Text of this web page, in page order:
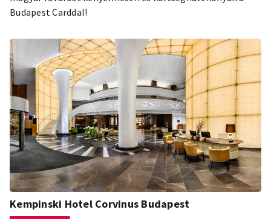
Budapest Carddal!
Kempinski Hotel Corvinus Budapest